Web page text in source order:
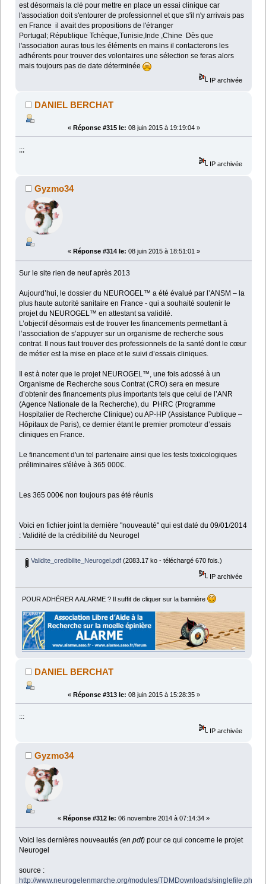
est désormais la clé pour mettre en place un essai clinique car
l'association doit s'entourer de professionnel et que s'il n'y arrivais pas
en France il avait des propositions de l'étranger
Portugal; République Tchèque,Tunisie,Inde ,Chine Dès que
l'association auras tous les éléments en mains il contacterons les
adhérents pour trouver des volontaires une sélection se feras alors
mais toujours pas de date déterminée
IP archivée
DANIEL BERCHAT
« Réponse #315 le: 08 juin 2015 à 19:19:04 »
;;;
IP archivée
Gyzmo34
« Réponse #314 le: 08 juin 2015 à 18:51:01 »
Sur le site rien de neuf après 2013
Aujourd’hui, le dossier du NEUROGEL™ a été évalué par l’ANSM – la
plus haute autorité sanitaire en France - qui a souhaité soutenir le
projet du NEUROGEL™ en attestant sa validité.
L’objectif désormais est de trouver les financements permettant à
l’association de s’appuyer sur un organisme de recherche sous
contrat. Il nous faut trouver des professionnels de la santé dont le cœur
de métier est la mise en place et le suivi d’essais cliniques.
Il est à noter que le projet NEUROGEL™, une fois adossé à un
Organisme de Recherche sous Contrat (CRO) sera en mesure
d’obtenir des financements plus importants tels que celui de l’ANR
(Agence Nationale de la Recherche), du PHRC (Programme
Hospitalier de Recherche Clinique) ou AP-HP (Assistance Publique –
Hôpitaux de Paris), ce dernier étant le premier promoteur d’essais
cliniques en France.
Le financement d'un tel partenaire ainsi que les tests toxicologiques
préliminaires s'élève à 365 000€.
Les 365 000€ non toujours pas été réunis
Voici en fichier joint la dernière "nouveauté" qui est daté du 09/01/2014
: Validité de la crédibilité du Neurogel
Validite_credibilite_Neurogel.pdf(2083.17 ko - téléchargé 670 fois.)
IP archivée
POUR ADHÉRER A ALARME ? Il suffit de cliquer sur la bannière
DANIEL BERCHAT
« Réponse #313 le: 08 juin 2015 à 15:28:35 »
:::
IP archivée
Gyzmo34
« Réponse #312 le: 06 novembre 2014 à 07:14:34 »
Voici les dernières nouveautés(en pdf) pour ce qui concerne le projet
Neurogel
source :
http://www.neurogelenmarche.org/modules/TDMDownloads/singlefile.php?